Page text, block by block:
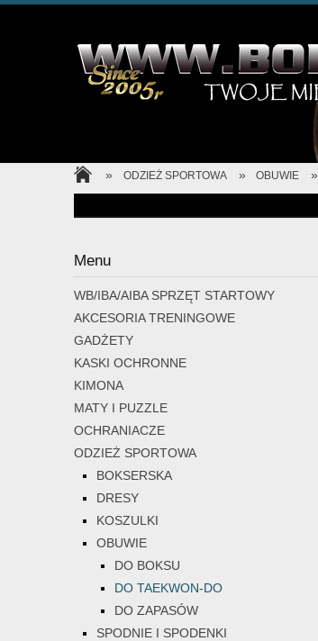
» ODZIEŻ SPORTOWA » OBUWIE »
Menu
WB/IBA/AIBA SPRZĘT STARTOWY
AKCESORIA TRENINGOWE
GADŻETY
KASKI OCHRONNE
KIMONA
MATY I PUZZLE
OCHRANIACZE
ODZIEŻ SPORTOWA
BOKSERSKA
DRESY
KOSZULKI
OBUWIE
DO BOKSU
DO TAEKWON-DO
DO ZAPASÓW
SPODNIE I SPODENKI